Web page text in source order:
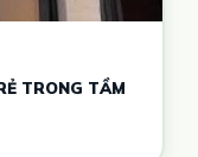
TRONG TẦM